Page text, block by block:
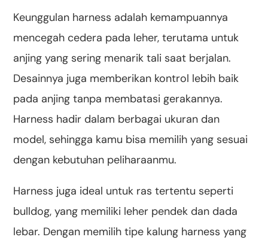
Keunggulan harness adalah kemampuannya
mencegah cedera pada leher, terutama untuk
anjing yang sering menarik tali saat berjalan.
Desainnya juga memberikan kontrol lebih baik
pada anjing tanpa membatasi gerakannya.
Harness hadir dalam berbagai ukuran dan
model, sehingga kamu bisa memilih yang sesuai
dengan kebutuhan peliharaanmu.
Harness juga ideal untuk ras tertentu seperti
bulldog, yang memiliki leher pendek dan dada
lebar. Dengan memilih tipe kalung harness yang